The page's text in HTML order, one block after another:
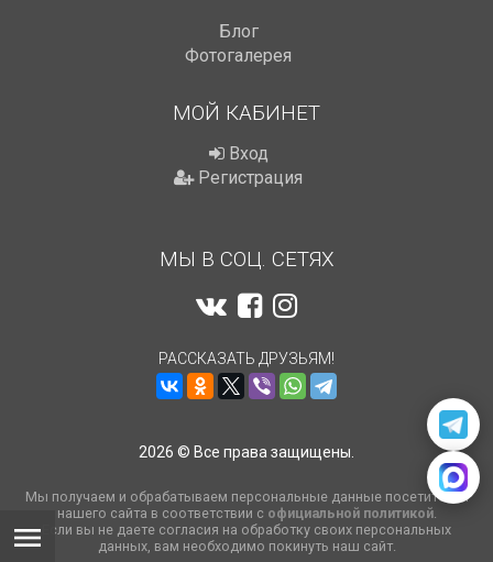
Блог
Фотогалерея
МОЙ КАБИНЕТ
Вход
Регистрация
МЫ В СОЦ. СЕТЯХ
РАССКАЗАТЬ ДРУЗЬЯМ!
2026 © Все права защищены.
Мы получаем и обрабатываем персональные данные посетителей
нашего сайта в соответствии с официальной политикой.
Если вы не даете согласия на обработку своих персональных
данных, вам необходимо покинуть наш сайт.